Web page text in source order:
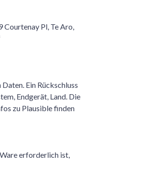
Pl, Te Aro,
Ein Rückschluss
Endgerät, Land. Die
zu Plausible finden
erforderlich ist,